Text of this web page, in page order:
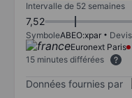
Intervalle de 52 semaines
7,52
SymboleABEO:xpar
Euronext Paris
15 minutes différées
Données fournies par